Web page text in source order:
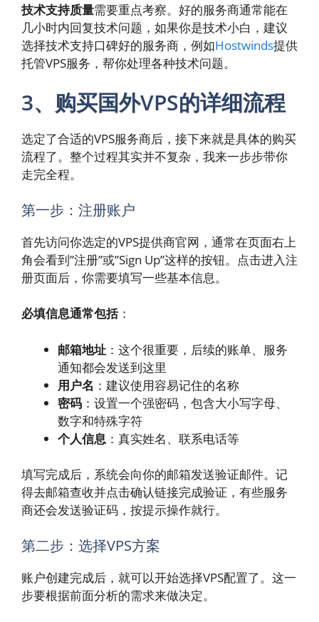
技术支持质量需要重点考察。好的服务商通常能在
几小时内回复技术问题，如果你是技术小白，建议
选择技术支持口碑好的服务商，例如Hostwinds提供
托管VPS服务，帮你处理各种技术问题。
3、购买国外VPS的详细流程
选定了合适的VPS服务商后，接下来就是具体的购买
流程了。整个过程其实并不复杂，我来一步步带你
走完全程。
第一步：注册账户
首先访问你选定的VPS提供商官网，通常在页面右上
角会看到”注册”或”Sign Up”这样的按钮。点击进入注
册页面后，你需要填写一些基本信息。
必填信息通常包括：
邮箱地址 ：这个很重要，后续的账单、服务
通知都会发送到这里
用户名 ：建议使用容易记住的名称
密码 ：设置一个强密码，包含大小写字母、
数字和特殊字符
个人信息 ：真实姓名、联系电话等
填写完成后，系统会向你的邮箱发送验证邮件。记
得去邮箱查收并点击确认链接完成验证，有些服务
商还会发送验证码，按提示操作就行。
第二步：选择VPS方案
账户创建完成后，就可以开始选择VPS配置了。这一
步要根据前面分析的需求来做决定。